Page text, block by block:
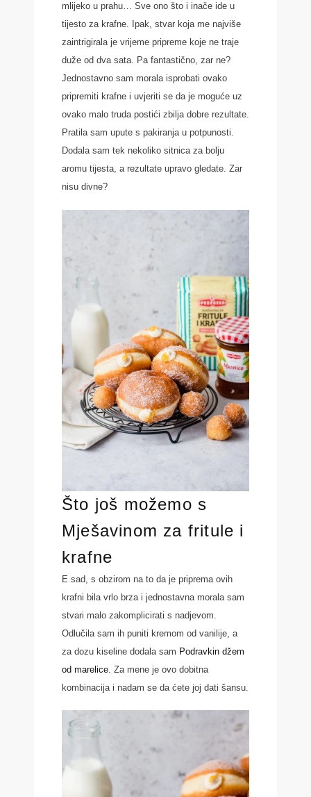
mlijeko u prahu… Sve ono što i inače ide u
tijesto za krafne. Ipak, stvar koja me najviše
zaintrigirala je vrijeme pripreme koje ne traje
duže od dva sata. Pa fantastično, zar ne?
Jednostavno sam morala isprobati ovako
pripremiti krafne i uvjeriti se da je moguće uz
ovako malo truda postići zbilja dobre rezultate.
Pratila sam upute s pakiranja u potpunosti.
Dodala sam tek nekoliko sitnica za bolju
aromu tijesta, a rezultate upravo gledate. Zar
nisu divne?
Što još možemo s
Mješavinom za fritule i
krafne
E sad, s obzirom na to da je priprema ovih
krafni bila vrlo brza i jednostavna morala sam
stvari malo zakomplicirati s nadjevom.
Odlučila sam ih puniti kremom od vanilije, a
za dozu kiseline dodala sam Podravkin džem
od marelice . Za mene je ovo dobitna
kombinacija i nadam se da ćete joj dati šansu.